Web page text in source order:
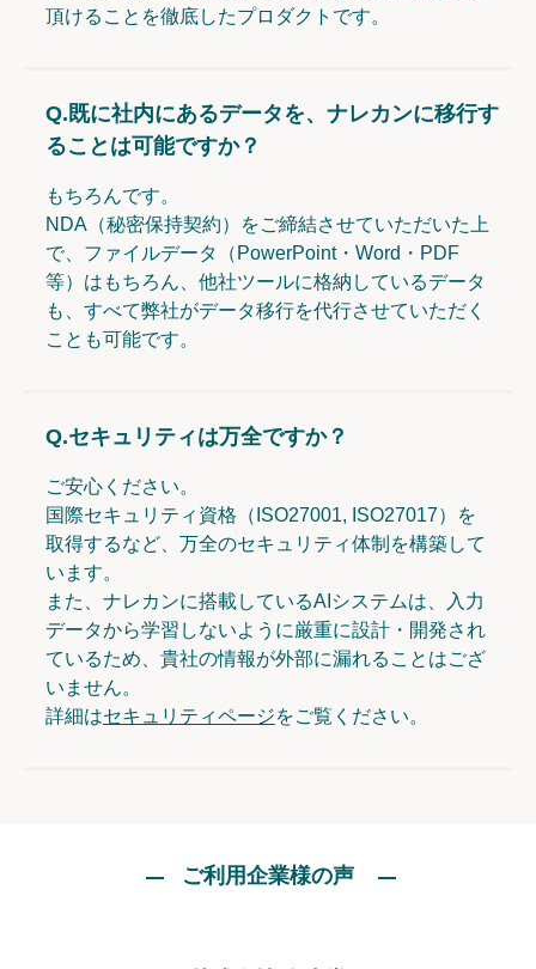
頂けることを徹底したプロダクトです。
Q.既に社内にあるデータを、ナレカンに移行す
ることは可能ですか？
もちろんです。
NDA（秘密保持契約）をご締結させていただいた上
で、ファイルデータ（PowerPoint・Word・PDF
等）はもちろん、他社ツールに格納しているデータ
も、すべて弊社がデータ移行を代行させていただく
ことも可能です。
Q.セキュリティは万全ですか？
ご安心ください。
国際セキュリティ資格（ISO27001, ISO27017）を
取得するなど、万全のセキュリティ体制を構築して
います。
また、ナレカンに搭載しているAIシステムは、入力
データから学習しないように厳重に設計・開発され
ているため、貴社の情報が外部に漏れることはござ
いません。
詳細はセキュリティページをご覧ください。
ご利用企業様の声